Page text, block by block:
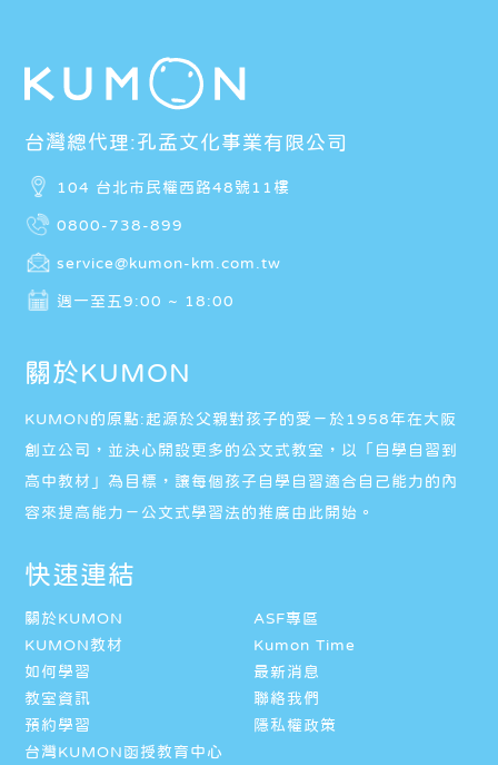
台灣總代理:孔孟文化事業有限公司
104 台北市民權西路48號11樓
0800-738-899
service@kumon-km.com.tw
週一至五9:00 ~ 18:00
關於KUMON
KUMON的原點:起源於父親對孩子的愛－於1958年在大阪
創立公司，並決心開設更多的公文式教室，以「自學自習到
高中教材」為目標，讓每個孩子自學自習適合自己能力的內
容來提高能力－公文式學習法的推廣由此開始。
快速連結
關於KUMON
ASF專區
KUMON教材
Kumon Time
如何學習
最新消息
教室資訊
聯絡我們
預約學習
隱私權政策
台灣KUMON函授教育中心